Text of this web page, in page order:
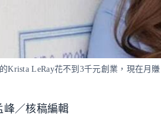
Krista LeRay花不到3千元創業，現在月賺
峰／核稿編輯